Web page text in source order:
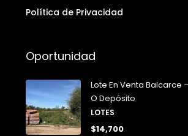
Política de Privacidad
Oportunidad
Lote En Venta Balcarce
O Depósito
LOTES
$14,700